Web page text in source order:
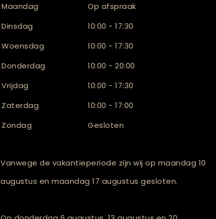
Maandag
Op afspraak
Dinsdag
10:00 - 17:30
Woensdag
10:00 - 17:30
Donderdag
10:00 - 20:00
Vrijdag
10:00 - 17:30
Zaterdag
10:00 - 17:00
Zondag
Gesloten
Vanwege de vakantieperiode zijn wij op maandag 10
augustus en maandag 17 augustus gesloten.